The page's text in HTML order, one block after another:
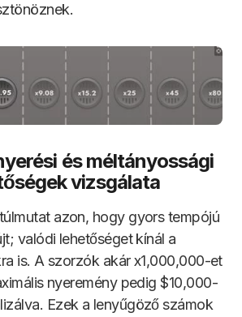
és méltányossági
vizsgálata
túlmutat azon, hogy gyors tempójú
valódi lehetőséget kínál a
is. A szorzók akár x1,000,000-et
nyeremény pedig $10,000-
Ezek a lenyűgöző számok